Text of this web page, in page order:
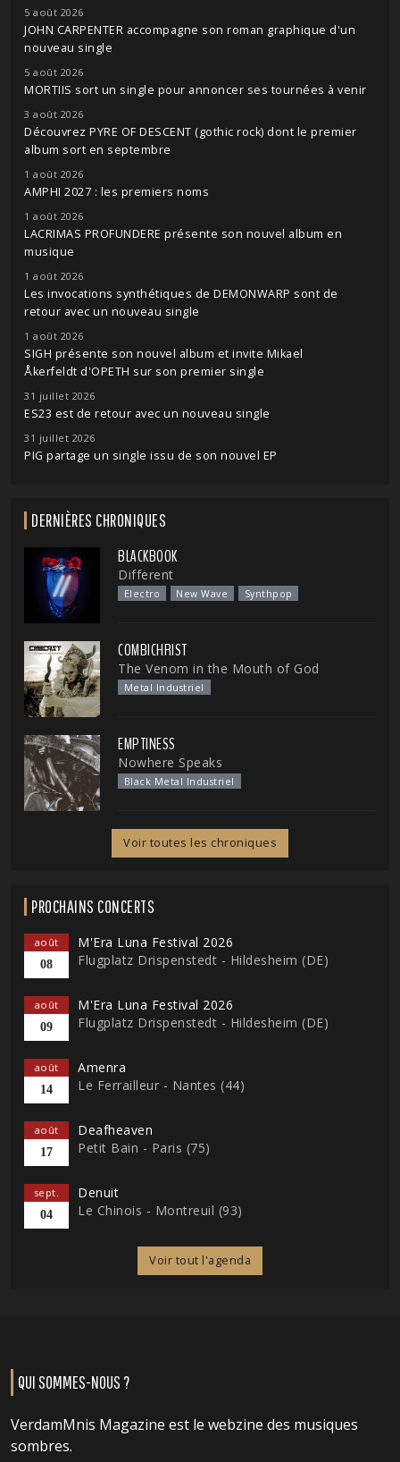
5 août 2026
JOHN CARPENTER accompagne son roman graphique d'un
nouveau single
5 août 2026
MORTIIS sort un single pour annoncer ses tournées à venir
3 août 2026
Découvrez PYRE OF DESCENT (gothic rock) dont le premier
album sort en septembre
1 août 2026
AMPHI 2027 : les premiers noms
1 août 2026
LACRIMAS PROFUNDERE présente son nouvel album en
musique
1 août 2026
Les invocations synthétiques de DEMONWARP sont de
retour avec un nouveau single
1 août 2026
SIGH présente son nouvel album et invite Mikael
Åkerfeldt d'OPETH sur son premier single
31 juillet 2026
ES23 est de retour avec un nouveau single
31 juillet 2026
PIG partage un single issu de son nouvel EP
DERNIÈRES CHRONIQUES
BLACKBOOK
Different
Electro New Wave Synthpop
COMBICHRIST
The Venom in the Mouth of God
Metal Industriel
EMPTINESS
Nowhere Speaks
Black Metal Industriel
Voir toutes les chroniques
PROCHAINS CONCERTS
août
08
M'Era Luna Festival 2026
Flugplatz Drispenstedt - Hildesheim (DE)
août
09
M'Era Luna Festival 2026
Flugplatz Drispenstedt - Hildesheim (DE)
août
14
Amenra
Le Ferrailleur - Nantes (44)
août
17
Deafheaven
Petit Bain - Paris (75)
sept.
04
Denuit
Le Chinois - Montreuil (93)
Voir tout l'agenda
QUI SOMMES-NOUS ?
VerdamMnis Magazine est le webzine des musiques
sombres.